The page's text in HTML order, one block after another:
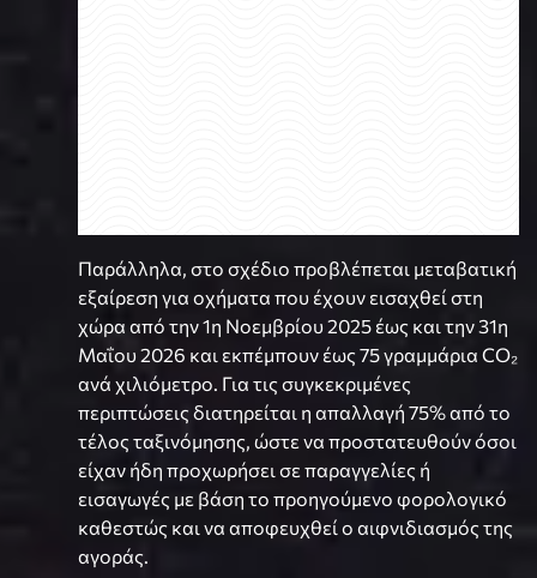
Παράλληλα, στο σχέδιο προβλέπεται μεταβατική
εξαίρεση για οχήματα που έχουν εισαχθεί στη
χώρα από την 1η Νοεμβρίου 2025 έως και την 31η
Μαΐου 2026 και εκπέμπουν έως 75 γραμμάρια CO₂
ανά χιλιόμετρο. Για τις συγκεκριμένες
περιπτώσεις διατηρείται η απαλλαγή 75% από το
τέλος ταξινόμησης, ώστε να προστατευθούν όσοι
είχαν ήδη προχωρήσει σε παραγγελίες ή
εισαγωγές με βάση το προηγούμενο φορολογικό
καθεστώς και να αποφευχθεί ο αιφνιδιασμός της
αγοράς.